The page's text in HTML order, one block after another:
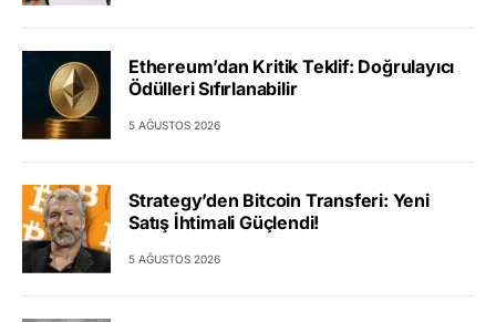
Ethereum’dan Kritik Teklif: Doğrulayıcı
Ödülleri Sıfırlanabilir
5 AĞUSTOS 2026
Strategy’den Bitcoin Transferi: Yeni
Satış İhtimali Güçlendi!
5 AĞUSTOS 2026